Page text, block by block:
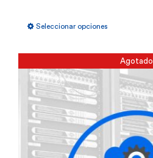
Seleccionar opciones
tiene
múltiples
variantes.
Las
opciones
se
Agotado